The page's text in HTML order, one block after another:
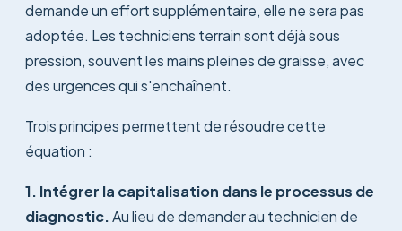
demande un effort supplémentaire, elle ne sera pas
adoptée. Les techniciens terrain sont déjà sous
pression, souvent les mains pleines de graisse, avec
des urgences qui s'enchaînent.
Trois principes permettent de résoudre cette
équation :
1. Intégrer la capitalisation dans le processus de
diagnostic.Au lieu de demander au technicien de